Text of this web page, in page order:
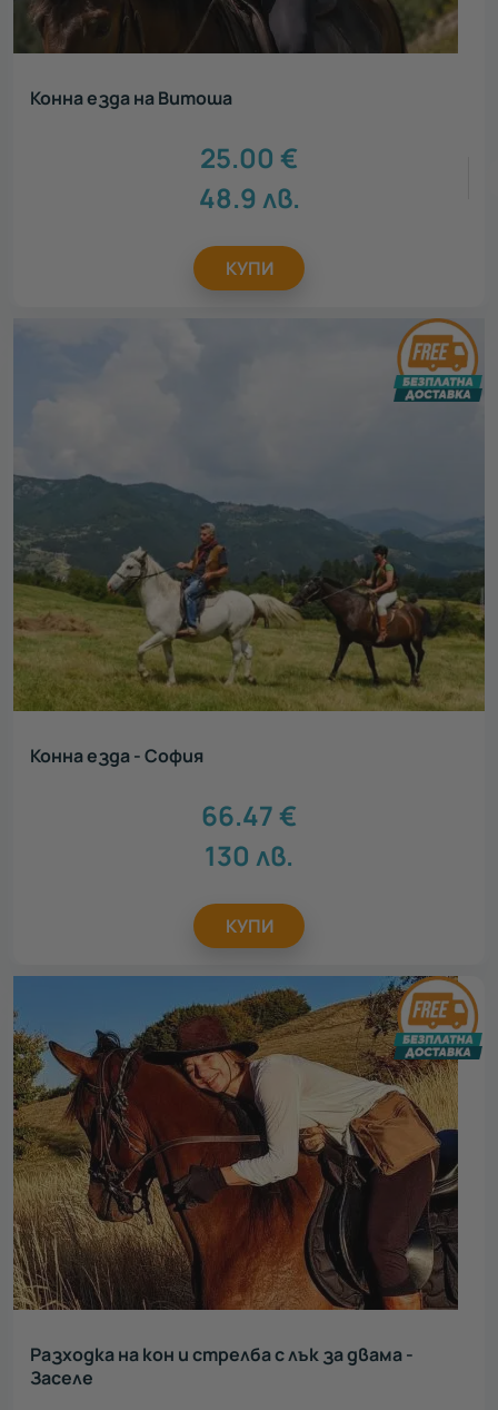
Конна езда на Витоша
25.00 €
48.9 лв.
КУПИ
Конна езда - София
66.47€
130 лв.
КУПИ
Разходка на кон и стрелба с лък за двама -
Заселе